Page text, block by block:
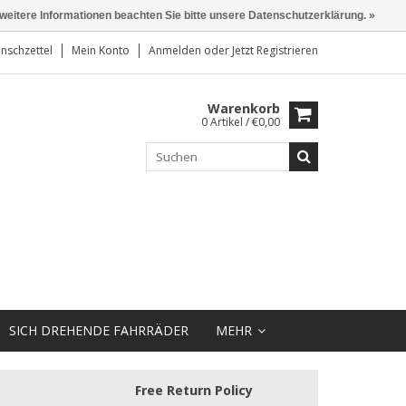
Mein Konto Anmelden oder Jetzt Registrieren
Warenkorb
0 Artikel / €0,00
SICH DREHENDE FAHRRÄDER MEHR
Free Return Policy
Informationen beachten Sie bitte unsere Datenschutzerklärung. »